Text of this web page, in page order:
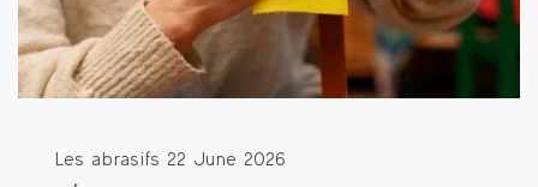
Les abrasifs 22 June 2026